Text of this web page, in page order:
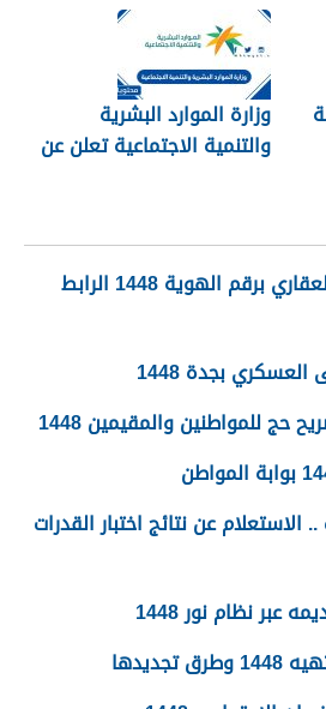
وزارة الموارد البشرية
والتنمية الاجتماعية تعلن عن
1448
تحديث بيانات الصندوق العقاري برقم الهوية 1448 الرابط
بجدة 1448
للمواطنين والمقيمين 1448
عن نتائج اختبار القدرات
نظام نور 1448